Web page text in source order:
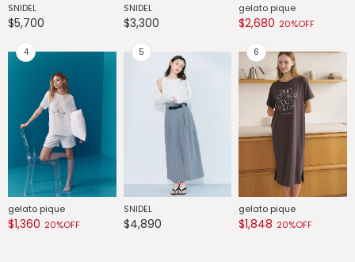
SNIDEL
$5,700
SNIDEL
$3,300
gelato pique
$2,680 20%OFF
gelato pique
$1,360 20%OFF
SNIDEL
$4,890
gelato pique
$1,848 20%OFF